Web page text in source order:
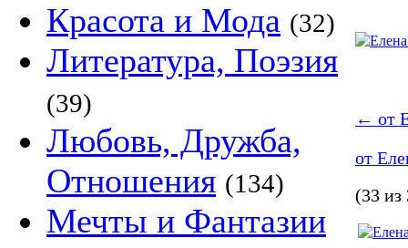
Красота и Мода (32)
Литература, Поэзия
(39)
Любовь, Дружба,
Отношения (134)
Мечты и Фантазии
← от
от
(33 из